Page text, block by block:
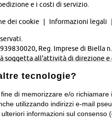
e i costi di servizio.
dei cookie Informazioni legali
Reg. Imprese di Biella
soggetta all'attività di direzione
tecnologie?
di memorizzare e/o richiamare
utilizzando indirizzi e-mail
informazioni sul consenso